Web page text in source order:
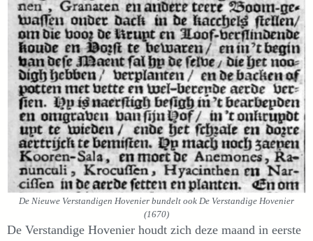
De Nieuwe Verstandigen Hovenier bundelt ook De Verstandige Hovenier
(1670)
De Verstandige Hovenier houdt zich deze maand in eerste